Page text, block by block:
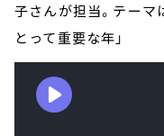
子さんが担当。テーマ
とって重要な年」